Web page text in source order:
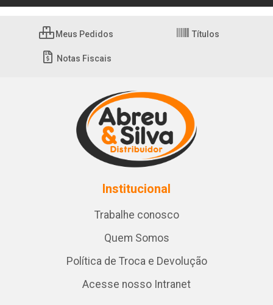
Meus Pedidos Títulos
Notas Fiscais
Institucional
Trabalhe conosco
Quem Somos
Política de Troca e Devolução
Acesse nosso Intranet